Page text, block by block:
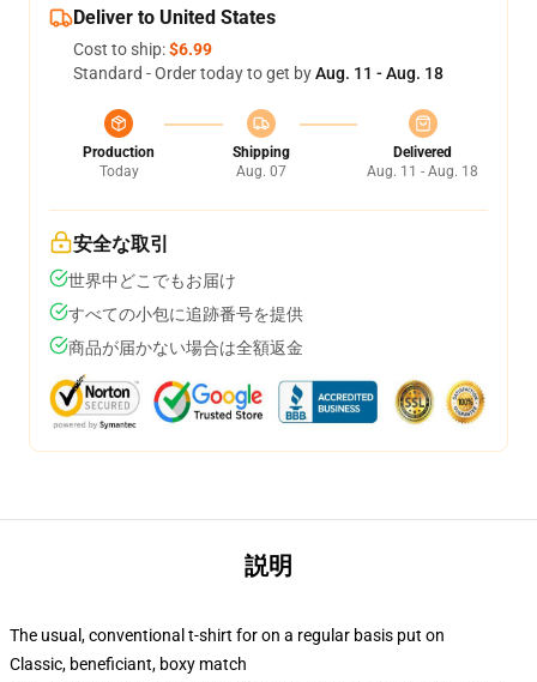
Deliver to United States
Cost to ship:$6.99
Standard - Order today to get byAug. 11 - Aug. 18
Production
Today
Shipping
Aug. 07
Delivered
Aug. 11 - Aug. 18
安全な取引
世界中どこでもお届け
すべての小包に追跡番号を提供
商品が届かない場合は全額返金
説明
The usual, conventional t-shirt for on a regular basis put on
Classic, beneficiant, boxy match